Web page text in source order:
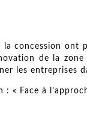
la concession
de la
les
: « Face à